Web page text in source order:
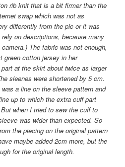
rib knit that is a bit firmer than the
swap which was not as
differently from the pic or it was
on descriptions, because many
The fabric was not enough,
green cotton jersey in her
at the skirt about twice as larger
sleenes were shortened by 5 cm.
a line on the sleeve pattern and
up to which the extra cuff part
when I tried to sew the cuff to
was wider than expected. So
the piecing on the original pattern
maybe added 2cm more, but the
for the original length.